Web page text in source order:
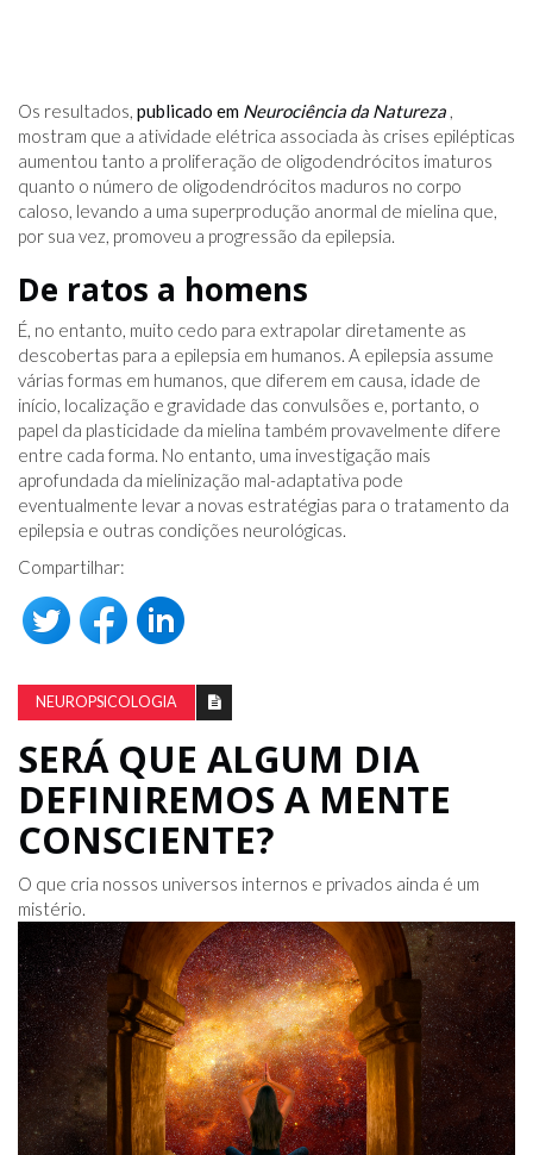
Os resultados, publicado em Neurociência da Natureza ,
mostram que a atividade elétrica associada às crises epilépticas
aumentou tanto a proliferação de oligodendrócitos imaturos
quanto o número de oligodendrócitos maduros no corpo
caloso, levando a uma superprodução anormal de mielina que,
por sua vez, promoveu a progressão da epilepsia.
De ratos a homens
É, no entanto, muito cedo para extrapolar diretamente as
descobertas para a epilepsia em humanos. A epilepsia assume
várias formas em humanos, que diferem em causa, idade de
início, localização e gravidade das convulsões e, portanto, o
papel da plasticidade da mielina também provavelmente difere
entre cada forma. No entanto, uma investigação mais
aprofundada da mielinização mal-adaptativa pode
eventualmente levar a novas estratégias para o tratamento da
epilepsia e outras condições neurológicas.
Compartilhar:
NEUROPSICOLOGIA
SERÁ QUE ALGUM DIA
DEFINIREMOS A MENTE
CONSCIENTE?
O que cria nossos universos internos e privados ainda é um
mistério.